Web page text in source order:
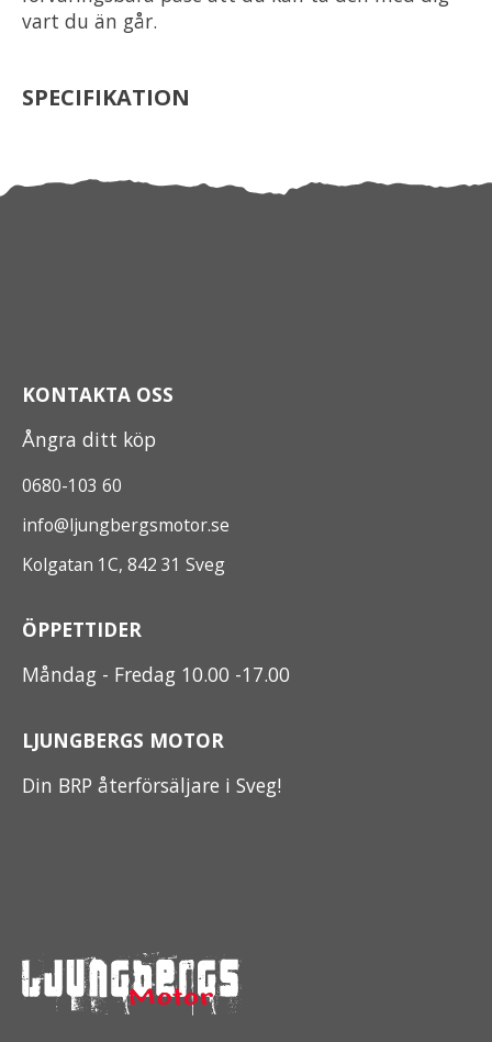
vart du än går.
SPECIFIKATION
KONTAKTA OSS
Ångra ditt köp
0680-103 60
info@ljungbergsmotor.se
Kolgatan 1C, 842 31 Sveg
ÖPPETTIDER
Måndag - Fredag 10.00 -17.00
LJUNGBERGS MOTOR
Din BRP återförsäljare i Sveg!